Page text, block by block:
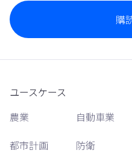
ユースケース
農業
都市計画
自動車業
防衛